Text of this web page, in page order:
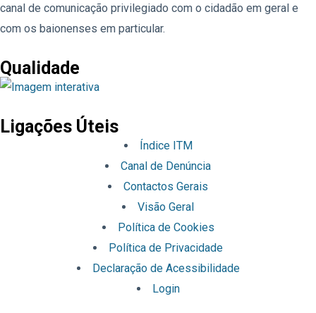
canal de comunicação privilegiado com o cidadão em geral e
com os baionenses em particular.
Qualidade
Ligações Úteis
Índice ITM
Canal de Denúncia
Contactos Gerais
Visão Geral
Política de Cookies
Política de Privacidade
Declaração de Acessibilidade
Login